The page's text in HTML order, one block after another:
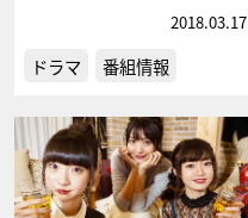
2018.03.17
ドラマ 番組情報